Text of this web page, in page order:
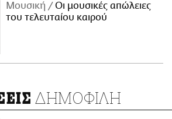
Μουσική
Οι μουσικές απώλειες
του τελευταίου καιρού
ΔΗΜΟΦΙΛΗ